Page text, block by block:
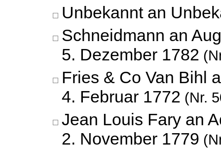
Unbekannt an
Schneidmann an
5. Dezember 1782
Fries & Co Van Bihl
4. Februar 1772 (Nr.
Jean Louis Fary an
2. November 1779